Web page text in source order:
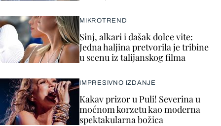
MIKROTREND
Sinj, alkari i dašak dolce vite:
Jedna haljina pretvorila je tribine
u scenu iz talijanskog filma
IMPRESIVNO IZDANJE
Kakav prizor u Puli! Severina u
moćnom korzetu kao moderna
spektakularna božica